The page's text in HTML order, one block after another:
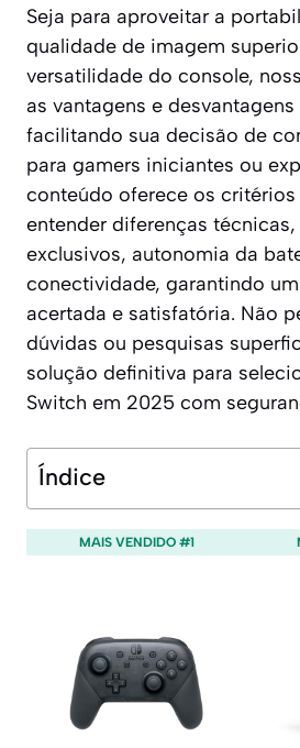
Seja para aproveitar a
qualidade de imagem
versatilidade do console,
as vantagens e
facilitando sua decisão de
para gamers iniciantes ou
conteúdo oferece os critérios
entender diferenças técnicas,
exclusivos, autonomia da
conectividade, garantindo
acertada e satisfatória. Não
dúvidas ou pesquisas
solução definitiva para
Switch em 2025 com
Índice
MAIS VENDIDO #1